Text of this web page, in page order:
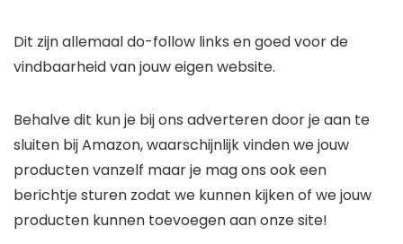
Dit zijn allemaal do-follow links en goed voor de
vindbaarheid van jouw eigen website.
Behalve dit kun je bij ons adverteren door je aan te
sluiten bij Amazon, waarschijnlijk vinden we jouw
producten vanzelf maar je mag ons ook een
berichtje sturen zodat we kunnen kijken of we jouw
producten kunnen toevoegen aan onze site!